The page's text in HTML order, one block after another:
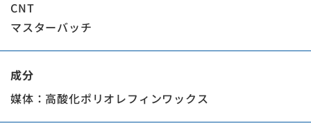
CNT
マスターバッチ
成分
媒体：高酸化ポリオレフィンワックス